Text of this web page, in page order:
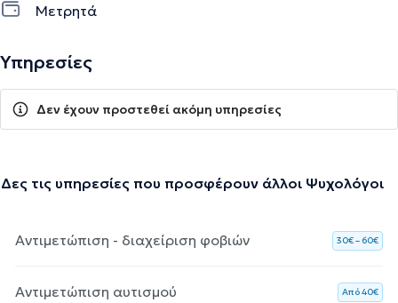
Μετρητά
Υπηρεσίες
Δεν έχουν προστεθεί ακόμη υπηρεσίες
Δες τις υπηρεσίες που προσφέρουν άλλοι Ψυχολόγοι
Αντιμετώπιση - διαχείριση φοβιών 30€ – 60€
Αντιμετώπιση αυτισμού Aπό 40€